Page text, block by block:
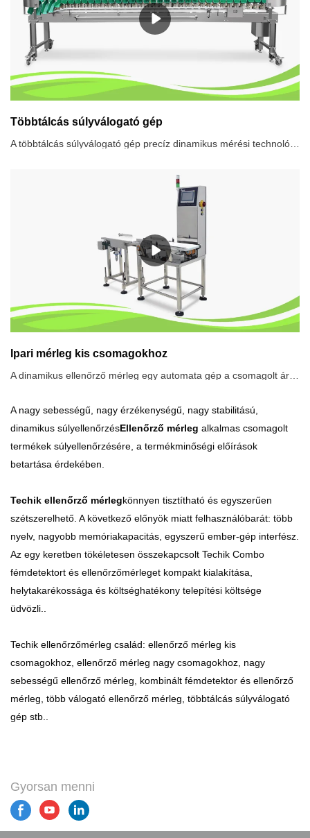
A nagy sebességű, nagy érzékenységű, nagy stabilitású,
dinamikus súlyellenőrzésEllenőrző mérleg alkalmas csomagolt
termékek súlyellenőrzésére, a termékminőségi előírások
betartása érdekében.
Techik ellenőrző mérlegkönnyen tisztítható és egyszerűen
szétszerelhető. A következő előnyök miatt felhasználóbarát: több
nyelv, nagyobb memóriakapacitás, egyszerű ember-gép interfész.
Az egy keretben tökéletesen összekapcsolt Techik Combo
fémdetektort és ellenőrzőmérleget kompakt kialakítása,
helytakarékossága és költséghatékony telepítési költsége
üdvözli..
Techik ellenőrzőmérleg család: ellenőrző mérleg kis
csomagokhoz, ellenőrző mérleg nagy csomagokhoz, nagy
sebességű ellenőrző mérleg, kombinált fémdetektor és ellenőrző
mérleg, több válogató ellenőrző mérleg, többtálcás súlyválogató
gép stb..
Többtálcás súlyválogató gép
Ipari mérleg kis csomagokhoz
Gyorsan menni